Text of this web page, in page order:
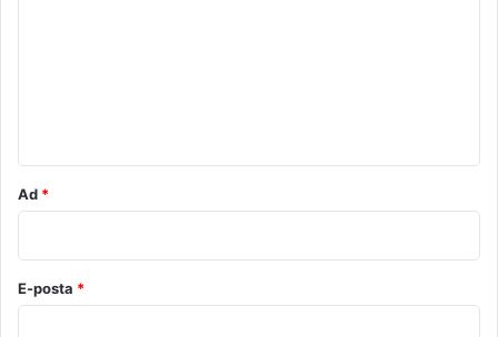
Ad *
E-posta *